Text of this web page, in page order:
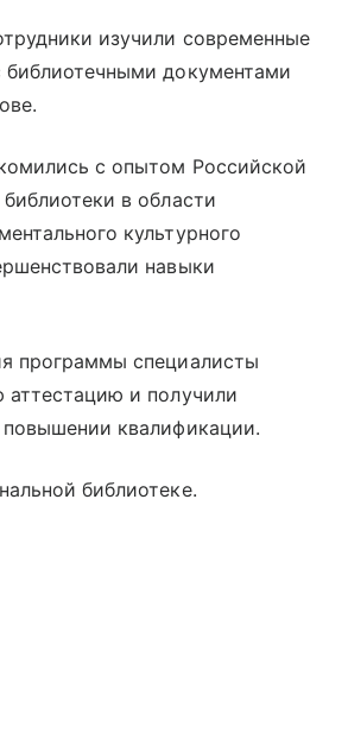
изучили современные
документами
с опытом Российской
в области
культурного
навыки
программы специалисты
и получили
квалификации.
библиотеке.